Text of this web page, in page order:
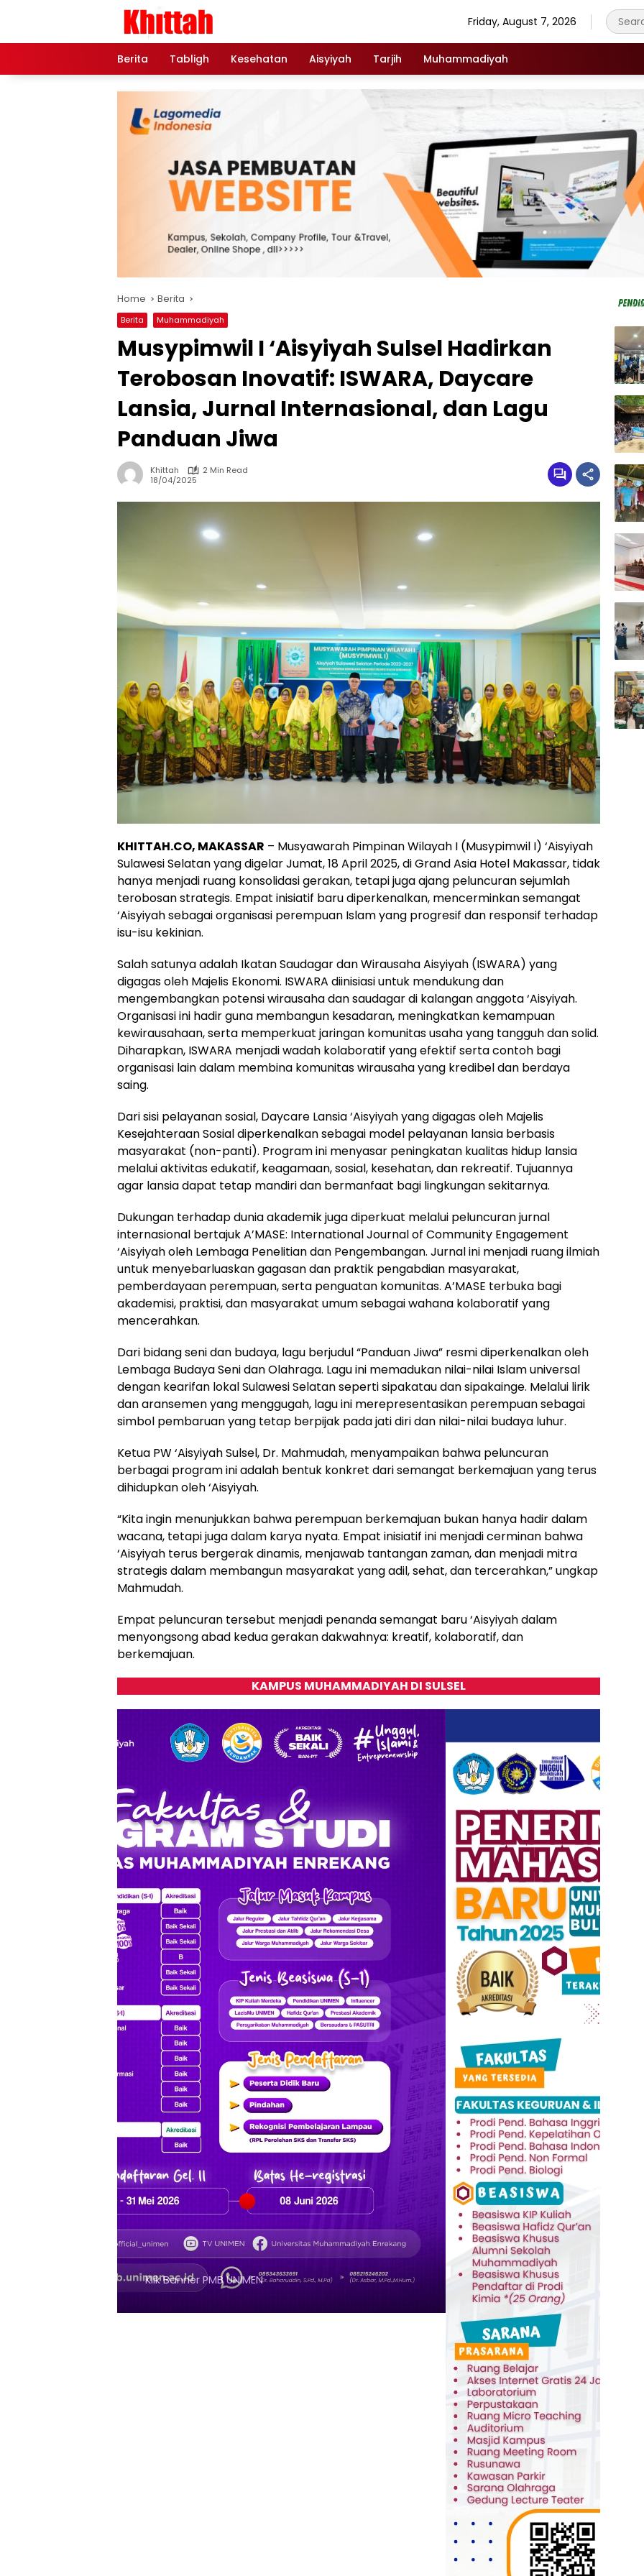
Friday, August 7, 2026
Berita Tabligh Kesehatan Aisyiyah Tarjih Muhammadiyah
Home Berita
Berita Muhammadiyah
Musypimwil I ‘Aisyiyah Sulsel Hadirkan
Terobosan Inovatif: ISWARA, Daycare
Lansia, Jurnal Internasional, dan Lagu
Panduan Jiwa
Khittah
2 Min Read
18/04/2025
KHITTAH.CO, MAKASSAR – Musyawarah Pimpinan Wilayah I (Musypimwil I) ‘Aisyiyah
Sulawesi Selatan yang digelar Jumat, 18 April 2025, di Grand Asia Hotel Makassar, tidak
hanya menjadi ruang konsolidasi gerakan, tetapi juga ajang peluncuran sejumlah
terobosan strategis. Empat inisiatif baru diperkenalkan, mencerminkan semangat
‘Aisyiyah sebagai organisasi perempuan Islam yang progresif dan responsif terhadap
isu-isu kekinian.
Salah satunya adalah Ikatan Saudagar dan Wirausaha Aisyiyah (ISWARA) yang
digagas oleh Majelis Ekonomi. ISWARA diinisiasi untuk mendukung dan
mengembangkan potensi wirausaha dan saudagar di kalangan anggota ‘Aisyiyah.
Organisasi ini hadir guna membangun kesadaran, meningkatkan kemampuan
kewirausahaan, serta memperkuat jaringan komunitas usaha yang tangguh dan solid.
Diharapkan, ISWARA menjadi wadah kolaboratif yang efektif serta contoh bagi
organisasi lain dalam membina komunitas wirausaha yang kredibel dan berdaya
saing.
Dari sisi pelayanan sosial, Daycare Lansia ‘Aisyiyah yang digagas oleh Majelis
Kesejahteraan Sosial diperkenalkan sebagai model pelayanan lansia berbasis
masyarakat (non-panti). Program ini menyasar peningkatan kualitas hidup lansia
melalui aktivitas edukatif, keagamaan, sosial, kesehatan, dan rekreatif. Tujuannya
agar lansia dapat tetap mandiri dan bermanfaat bagi lingkungan sekitarnya.
Dukungan terhadap dunia akademik juga diperkuat melalui peluncuran jurnal
internasional bertajuk A’MASE: International Journal of Community Engagement
‘Aisyiyah oleh Lembaga Penelitian dan Pengembangan. Jurnal ini menjadi ruang ilmiah
untuk menyebarluaskan gagasan dan praktik pengabdian masyarakat,
pemberdayaan perempuan, serta penguatan komunitas. A’MASE terbuka bagi
akademisi, praktisi, dan masyarakat umum sebagai wahana kolaboratif yang
mencerahkan.
Dari bidang seni dan budaya, lagu berjudul “Panduan Jiwa” resmi diperkenalkan oleh
Lembaga Budaya Seni dan Olahraga. Lagu ini memadukan nilai-nilai Islam universal
dengan kearifan lokal Sulawesi Selatan seperti sipakatau dan sipakainge. Melalui lirik
dan aransemen yang menggugah, lagu ini merepresentasikan perempuan sebagai
simbol pembaruan yang tetap berpijak pada jati diri dan nilai-nilai budaya luhur.
Ketua PW ‘Aisyiyah Sulsel, Dr. Mahmudah, menyampaikan bahwa peluncuran
berbagai program ini adalah bentuk konkret dari semangat berkemajuan yang terus
dihidupkan oleh ‘Aisyiyah.
“Kita ingin menunjukkan bahwa perempuan berkemajuan bukan hanya hadir dalam
wacana, tetapi juga dalam karya nyata. Empat inisiatif ini menjadi cerminan bahwa
‘Aisyiyah terus bergerak dinamis, menjawab tantangan zaman, dan menjadi mitra
strategis dalam membangun masyarakat yang adil, sehat, dan tercerahkan,” ungkap
Mahmudah.
Empat peluncuran tersebut menjadi penanda semangat baru ‘Aisyiyah dalam
menyongsong abad kedua gerakan dakwahnya: kreatif, kolaboratif, dan
berkemajuan.
KAMPUS MUHAMMADIYAH DI SULSEL